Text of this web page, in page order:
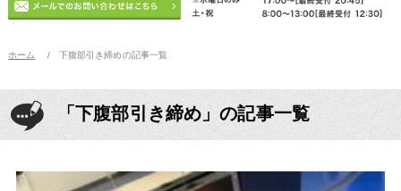
ホーム 下腹部引き締めの記事一覧
「下腹部引き締め」の記事一覧